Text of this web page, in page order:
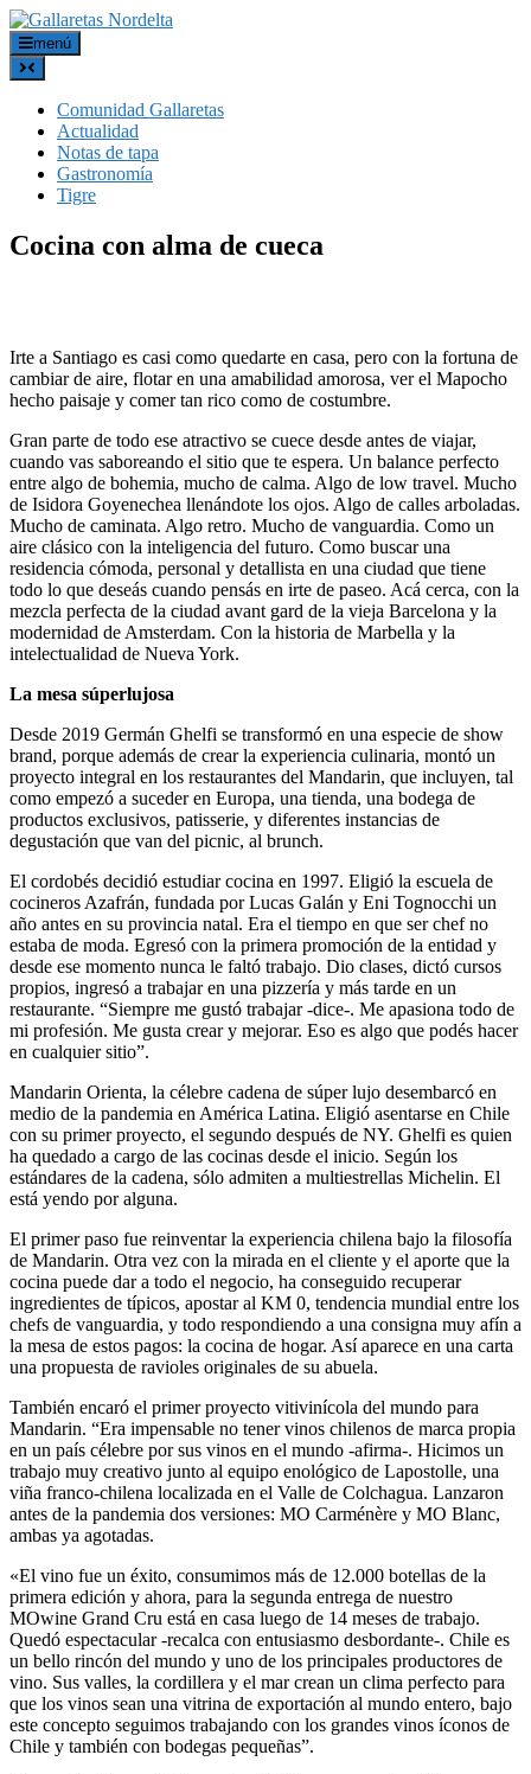
menú
Comunidad Gallaretas
Actualidad
Notas de tapa
Gastronomía
Tigre
Cocina con alma de cueca
Irte a Santiago es casi como quedarte en casa, pero con la fortuna de
cambiar de aire, flotar en una amabilidad amorosa, ver el Mapocho
hecho paisaje y comer tan rico como de costumbre.
Gran parte de todo ese atractivo se cuece desde antes de viajar,
cuando vas saboreando el sitio que te espera. Un balance perfecto
entre algo de bohemia, mucho de calma. Algo de low travel. Mucho
de Isidora Goyenechea llenándote los ojos. Algo de calles arboladas.
Mucho de caminata. Algo retro. Mucho de vanguardia. Como un
aire clásico con la inteligencia del futuro. Como buscar una
residencia cómoda, personal y detallista en una ciudad que tiene
todo lo que deseás cuando pensás en irte de paseo. Acá cerca, con la
mezcla perfecta de la ciudad avant gard de la vieja Barcelona y la
modernidad de Amsterdam. Con la historia de Marbella y la
intelectualidad de Nueva York.
La mesa súperlujosa
Desde 2019 Germán Ghelfi se transformó en una especie de show
brand, porque además de crear la experiencia culinaria, montó un
proyecto integral en los restaurantes del Mandarin, que incluyen, tal
como empezó a suceder en Europa, una tienda, una bodega de
productos exclusivos, patisserie, y diferentes instancias de
degustación que van del picnic, al brunch.
El cordobés decidió estudiar cocina en 1997. Eligió la escuela de
cocineros Azafrán, fundada por Lucas Galán y Eni Tognocchi un
año antes en su provincia natal. Era el tiempo en que ser chef no
estaba de moda. Egresó con la primera promoción de la entidad y
desde ese momento nunca le faltó trabajo. Dio clases, dictó cursos
propios, ingresó a trabajar en una pizzería y más tarde en un
restaurante. “Siempre me gustó trabajar -dice-. Me apasiona todo de
mi profesión. Me gusta crear y mejorar. Eso es algo que podés hacer
en cualquier sitio”.
Mandarin Orienta, la célebre cadena de súper lujo desembarcó en
medio de la pandemia en América Latina. Eligió asentarse en Chile
con su primer proyecto, el segundo después de NY. Ghelfi es quien
ha quedado a cargo de las cocinas desde el inicio. Según los
estándares de la cadena, sólo admiten a multiestrellas Michelin. El
está yendo por alguna.
El primer paso fue reinventar la experiencia chilena bajo la filosofía
de Mandarin. Otra vez con la mirada en el cliente y el aporte que la
cocina puede dar a todo el negocio, ha conseguido recuperar
ingredientes de típicos, apostar al KM 0, tendencia mundial entre los
chefs de vanguardia, y todo respondiendo a una consigna muy afín a
la mesa de estos pagos: la cocina de hogar. Así aparece en una carta
una propuesta de ravioles originales de su abuela.
También encaró el primer proyecto vitivinícola del mundo para
Mandarin. “Era impensable no tener vinos chilenos de marca propia
en un país célebre por sus vinos en el mundo -afirma-. Hicimos un
trabajo muy creativo junto al equipo enológico de Lapostolle, una
viña franco-chilena localizada en el Valle de Colchagua. Lanzaron
antes de la pandemia dos versiones: MO Carménère y MO Blanc,
ambas ya agotadas.
«El vino fue un éxito, consumimos más de 12.000 botellas de la
primera edición y ahora, para la segunda entrega de nuestro
MOwine Grand Cru está en casa luego de 14 meses de trabajo.
Quedó espectacular -recalca con entusiasmo desbordante-. Chile es
un bello rincón del mundo y uno de los principales productores de
vino. Sus valles, la cordillera y el mar crean un clima perfecto para
que los vinos sean una vitrina de exportación al mundo entero, bajo
este concepto seguimos trabajando con los grandes vinos íconos de
Chile y también con bodegas pequeñas”.